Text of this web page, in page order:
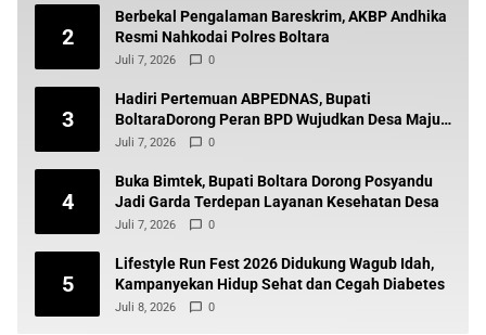
2
Berbekal Pengalaman Bareskrim, AKBP Andhika
Resmi Nahkodai Polres Boltara
Juli 7, 2026 0
3
Hadiri Pertemuan ABPEDNAS, Bupati
BoltaraDorong Peran BPD Wujudkan Desa Maju
dan Transparan
Juli 7, 2026 0
4
Buka Bimtek, Bupati Boltara Dorong Posyandu
Jadi Garda Terdepan Layanan Kesehatan Desa
Juli 7, 2026 0
5
Lifestyle Run Fest 2026 Didukung Wagub Idah,
Kampanyekan Hidup Sehat dan Cegah Diabetes
Juli 8, 2026 0